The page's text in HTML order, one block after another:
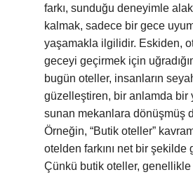
farkı, sunduğu deneyimle
kalmak, sadece bir gece
yaşamakla ilgilidir. Eskiden,
geceyi geçirmek için
bugün oteller, insanların
güzelleştiren, bir anlamda bir
sunan mekanlara dönüşmüş
Örneğin, “Butik oteller”
otelden farkını net bir şekilde
Çünkü butik oteller,